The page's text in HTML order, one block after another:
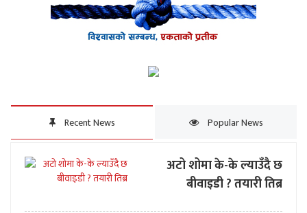
Recent News Popular News
अटो शोमा के-के ल्याउँदै छ
बीवाइडी ? तयारी तिब्र